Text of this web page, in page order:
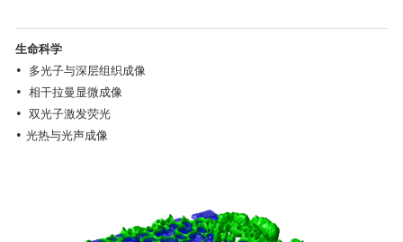
生命科学
• 多光子与深层组织成像
• 相干拉曼显微成像
• 双光子激发荧光
• 光热与光声成像